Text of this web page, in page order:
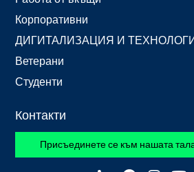
Корпоративни
ДИГИТАЛИЗАЦИЯ И
Ветерани
Студенти
Контакти
Присъединете се към нашата